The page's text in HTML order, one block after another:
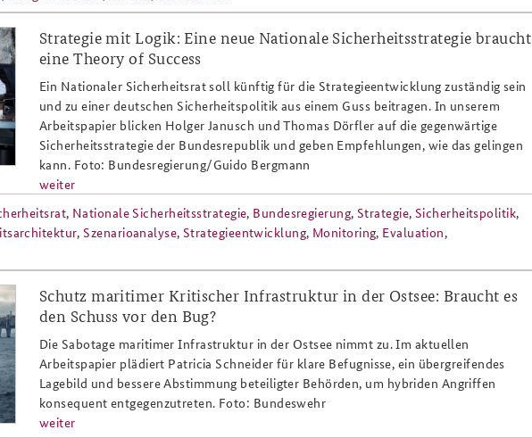
Strategie mit Logik: Eine neue Nationale Sicherheitsstrategie braucht
eine Theory of Success
Ein Nationaler Sicherheitsrat soll künftig für die Strategieentwicklung zuständig sein
und zu einer deutschen Sicherheitspolitik aus einem Guss beitragen. In unserem
Arbeitspapier blicken Holger Janusch und Thomas Dörfler auf die gegenwärtige
Sicherheitsstrategie der Bundesrepublik und geben Empfehlungen, wie das gelingen
kann. Foto: Bundesregierung/Guido Bergmann
weiter
, Nationale Sicherheitsstrategie, Bundesregierung, Strategie, Sicherheitspolitik,
, Szenarioanalyse, Strategieentwicklung, Monitoring, Evaluation,
Schutz maritimer Kritischer Infrastruktur in der Ostsee: Braucht es
den Schuss vor den Bug?
Die Sabotage maritimer Infrastruktur in der Ostsee nimmt zu. Im aktuellen
Arbeitspapier plädiert Patricia Schneider für klare Befugnisse, ein übergreifendes
Lagebild und bessere Abstimmung beteiligter Behörden, um hybriden Angriffen
konsequent entgegenzutreten. Foto: Bundeswehr
weiter